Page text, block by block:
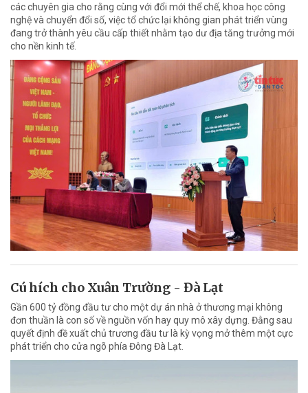
các chuyên gia cho rằng cùng với đổi mới thể chế, khoa học công
nghệ và chuyển đổi số, việc tổ chức lại không gian phát triển vùng
đang trở thành yêu cầu cấp thiết nhằm tạo dư địa tăng trưởng mới
cho nền kinh tế.
Cú hích cho Xuân Trường - Đà Lạt
Gần 600 tỷ đồng đầu tư cho một dự án nhà ở thương mại không
đơn thuần là con số về nguồn vốn hay quy mô xây dựng. Đằng sau
quyết định đề xuất chủ trương đầu tư là kỳ vọng mở thêm một cực
phát triển cho cửa ngõ phía Đông Đà Lạt.